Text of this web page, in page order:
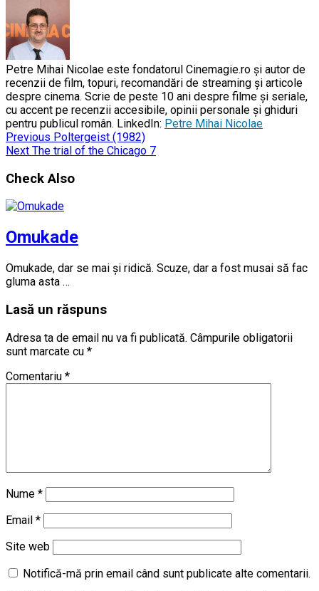
Petre Mihai Nicolae este fondatorul Cinemagie.ro și autor de
recenzii de film, topuri, recomandări de streaming și articole
despre cinema. Scrie de peste 10 ani despre filme și seriale,
cu accent pe recenzii accesibile, opinii personale și ghiduri
pentru publicul român. LinkedIn: Petre Mihai Nicolae
Previous Poltergeist (1982)
Next The trial of the Chicago 7
Check Also
Omukade
Omukade, dar se mai și ridică. Scuze, dar a fost musai să fac
gluma asta …
Lasă un răspuns
Adresa ta de email nu va fi publicată. Câmpurile obligatorii
sunt marcate cu *
Comentariu *
Nume *
Email *
Site web
Notifică-mă prin email când sunt publicate alte comentarii.